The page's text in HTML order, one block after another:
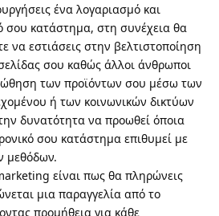
ένα λογαριασμό και
σου κατάστημα, στη συνέχεια θα
να εστιάσεις στην βελτιστοποίηση
σου καθώς άλλοι άνθρωποι
των προϊόντων σου μέσω των
ή των κοινωνικών δικτύων
δυνατότητα να προωθεί όποια
σου κατάστημα επιθυμεί με
μεθόδων.
είναι πως θα πληρώνεις
μια παραγγελία από το
προμήθεια για κάθε